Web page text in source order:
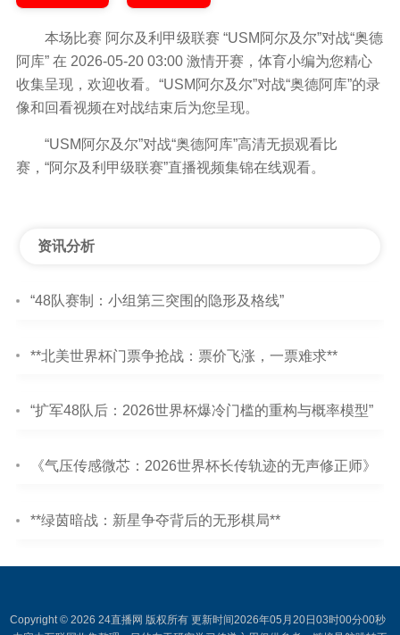
本场比赛 阿尔及利甲级联赛 “USM阿尔及尔”对战“奥德
阿库” 在 2026-05-20 03:00 激情开赛，体育小编为您精心
收集呈现，欢迎收看。“USM阿尔及尔”对战“奥德阿库”的录
像和回看视频在对战结束后为您呈现。
“USM阿尔及尔”对战“奥德阿库”高清无损观看比
赛，“阿尔及利甲级联赛”直播视频集锦在线观看。
资讯分析
“48队赛制：小组第三突围的隐形及格线”
**北美世界杯门票争抢战：票价飞涨，一票难求**
“扩军48队后：2026世界杯爆冷门槛的重构与概率模型”
《气压传感微芯：2026世界杯长传轨迹的无声修正师》
**绿茵暗战：新星争夺背后的无形棋局**
Copyright © 2026 24直播网 版权所有 更新时间2026年05月20日03时00分00秒